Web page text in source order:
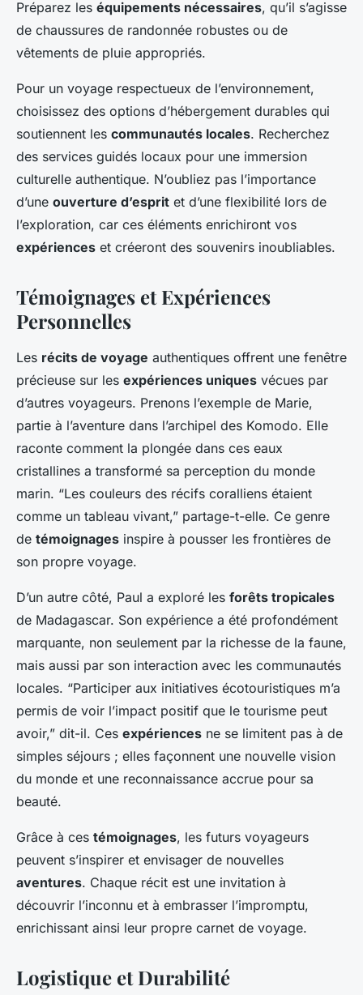
Préparez les équipements nécessaires, qu’il s’agisse
de chaussures de randonnée robustes ou de
vêtements de pluie appropriés.
Pour un voyage respectueux de l’environnement,
choisissez des options d’hébergement durables qui
soutiennent les communautés locales. Recherchez
des services guidés locaux pour une immersion
culturelle authentique. N’oubliez pas l’importance
d’une ouverture d’esprit et d’une flexibilité lors de
l’exploration, car ces éléments enrichiront vos
expériences et créeront des souvenirs inoubliables.
Témoignages et Expériences
Personnelles
Les récits de voyage authentiques offrent une fenêtre
précieuse sur les expériences uniques vécues par
d’autres voyageurs. Prenons l’exemple de Marie,
partie à l’aventure dans l’archipel des Komodo. Elle
raconte comment la plongée dans ces eaux
cristallines a transformé sa perception du monde
marin. “Les couleurs des récifs coralliens étaient
comme un tableau vivant,” partage-t-elle. Ce genre
de témoignages inspire à pousser les frontières de
son propre voyage.
D’un autre côté, Paul a exploré les forêts tropicales
de Madagascar. Son expérience a été profondément
marquante, non seulement par la richesse de la faune,
mais aussi par son interaction avec les communautés
locales. “Participer aux initiatives écotouristiques m’a
permis de voir l’impact positif que le tourisme peut
avoir,” dit-il. Ces expériences ne se limitent pas à de
simples séjours ; elles façonnent une nouvelle vision
du monde et une reconnaissance accrue pour sa
beauté.
Grâce à ces témoignages, les futurs voyageurs
peuvent s’inspirer et envisager de nouvelles
aventures. Chaque récit est une invitation à
découvrir l’inconnu et à embrasser l’impromptu,
enrichissant ainsi leur propre carnet de voyage.
Logistique et Durabilité